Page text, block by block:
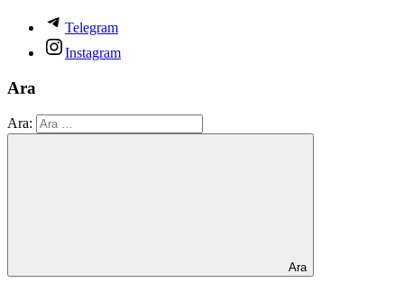
Telegram
Instagram
Ara
Ara:
Ara